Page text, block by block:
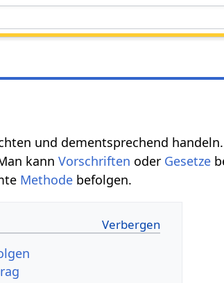
und dementsprechend
kannVorschriften oder Gesetze
Methode befolgen.